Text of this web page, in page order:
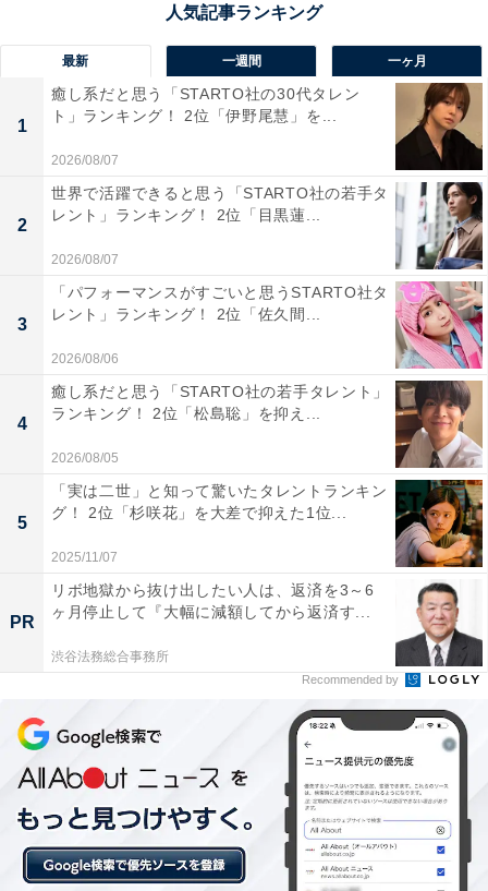
1位：田中将大＆里田まい
View this post on Instagram
A post shared by 里田 まい （Mai Satoda）
最新 一週間 一ヶ月
1
癒し系だと思う「STARTO社の30代タレン
ト」ランキング！ 2位「伊野尾慧」を...
2026/08/07
2
世界で活躍できると思う「STARTO社の若手タ
レント」ランキング！ 2位「目黒蓮...
2026/08/07
3
「パフォーマンスがすごいと思うSTARTO社タ
レント」ランキング！ 2位「佐久間...
2026/08/06
4
癒し系だと思う「STARTO社の若手タレント」
ランキング！ 2位「松島聡」を抑え...
2026/08/05
5
「実は二世」と知って驚いたタレントランキン
グ！ 2位「杉咲花」を大差で抑えた1位...
2025/11/07
PR
リボ地獄から抜け出したい人は、返済を3～6
ヶ月停止して『大幅に減額してから返済す...
渋谷法務総合事務所
Recommended by